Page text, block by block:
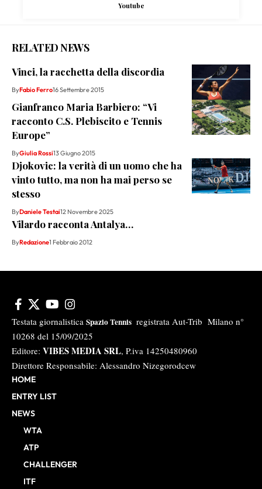
Youtube
RELATED NEWS
Vinci, la racchetta della discordia
ByFabio Ferro16 Settembre 2015
Gianfranco Maria Barbiero: “Vi
racconto C.S. Plebiscito e Tennis
Europe”
ByGiulia Rossi13 Giugno 2015
Djokovic: la verità di un uomo che ha
vinto tutto, ma non ha mai perso se
stesso
ByDaniele Testai12 Novembre 2025
Vilardo racconta Antalya…
ByRedazione1 Febbraio 2012
Testata giornalistica Spazio Tennis registrata Aut-Trib Milano n°
10268 del 15/09/2025
Editore: VIBES MEDIA SRL, P.iva 14250480960
Direttore Responsabile: Alessandro Nizegorodcew
HOME
ENTRY LIST
NEWS
WTA
ATP
CHALLENGER
ITF